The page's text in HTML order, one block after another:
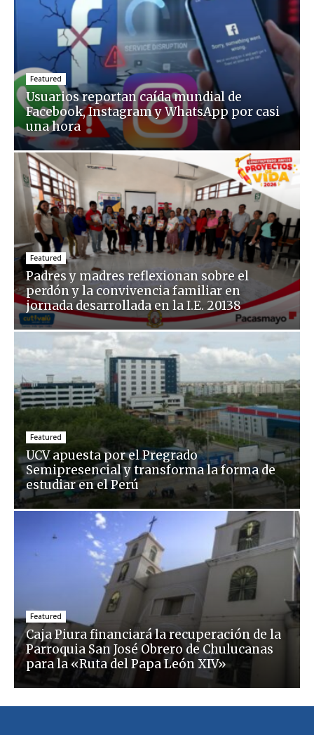
Featured
Usuarios reportan caída mundial de
Facebook, Instagram y WhatsApp por casi
una hora
Featured
Padres y madres reflexionan sobre el
perdón y la convivencia familiar en
jornada desarrollada en la I.E. 20138
Featured
UCV apuesta por el Pregrado
Semipresencial y transforma la forma de
estudiar en el Perú
Featured
Caja Piura financiará la recuperación de la
Parroquia San José Obrero de Chulucanas
para la «Ruta del Papa León XIV»